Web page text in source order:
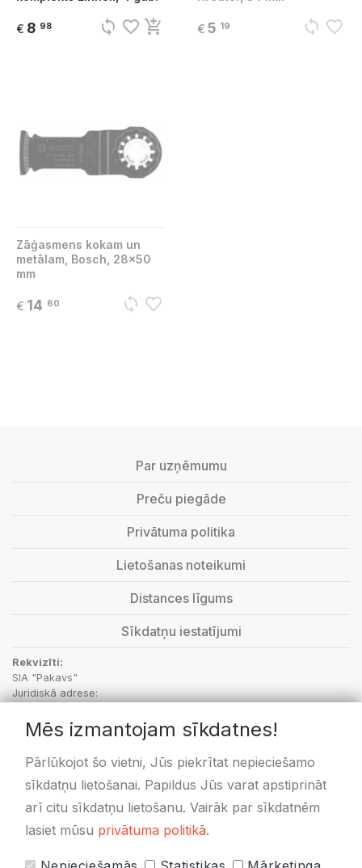
€ 8 98 sync favorite_border add_shopping_cart € 5 19 sync favorite_border
Zāģasmens kokam un
metālam, Bosch, 28x50
mm
€ 14 60 sync favorite_border
Par uzņēmumu
Preču piegāde
Privātuma politika
Lietošanas noteikumi
Distances līgums
Sīkdatņu iestatījumi
Rekvizīti:
SIA "Pakavs"
Juridiskā adrese:
PVN Reģ.Nr.: LV48703001414
SEB Banka: kods UNLALV2X, LV36UNLA0050000596171
Swedbanka: kods HABALV22, LV58HABA0551020433478
Mēs izmantojam sīkdatnes!
Pārlūkojot šo vietni, Jūs piekrītat nepieciešamo
sīkdatņu lietošanai. Papildus Jūs varat apstiprināt
arī citu sīkdatņu lietošanu. Vairāk par sīkdatnēm
lasiet mūsu privātuma politikā.